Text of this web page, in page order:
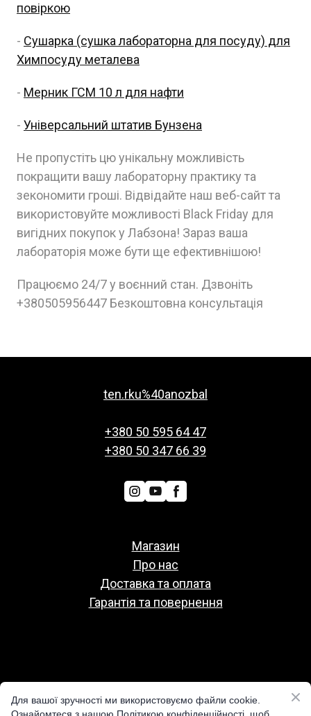
повіркою
- Сушарка (сушка лабораторна для посуду) для
Химпосуду металева
- Мерник ГСМ 10 л для нафти
- Універсальний штатив Бунзена
Не пропустіть цю унікальну можливість
покращити вашу лабораторну практику та
зекономити гроші. Відвідайте наш веб-сайт та
використовуйте можливості Black Friday для
вигідних покупок у Лабзона! Зараз ваша
лабораторія може бути ще ефективнішою!
Працюємо 24/7 у воєнний стан. Дзвоніть
+380505956447 Безкоштовна консультація
ten.rku%40anozbal
+380 50 595 64 47
+380 50 347 66 39
Магазин
Про нас
Доставка та оплата
Гарантія та повернення
Политіка конфіденційності
Публічна оферта
Для вашої зручності ми використовуємо файли cookie.